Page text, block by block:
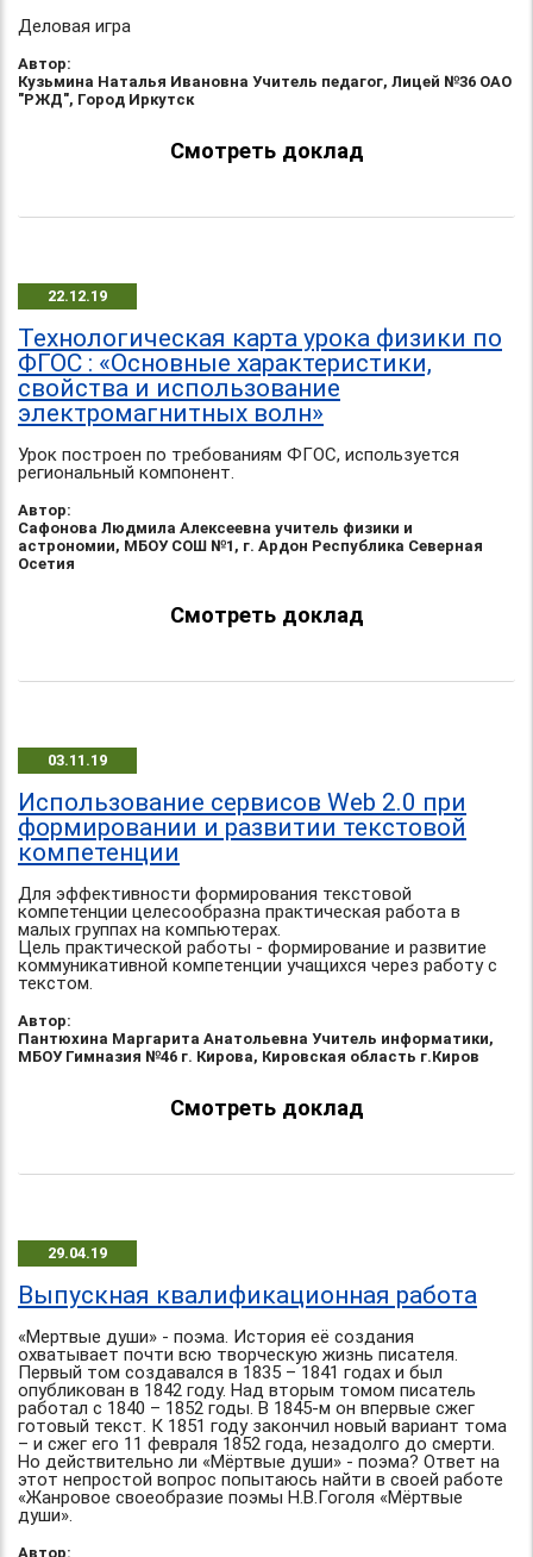
Деловая игра
Автор:
Кузьмина Наталья Ивановна Учитель педагог, Лицей №36 ОАО
"РЖД", Город Иркутск
Смотреть доклад
22.12.19
Технологическая карта урока физики по
ФГОС : «Основные характеристики,
свойства и использование
электромагнитных волн»
Урок построен по требованиям ФГОС, используется
региональный компонент.
Автор:
Сафонова Людмила Алексеевна учитель физики и
астрономии, МБОУ СОШ №1, г. Ардон Республика Северная
Осетия
Смотреть доклад
03.11.19
Использование сервисов Web 2.0 при
формировании и развитии текстовой
компетенции
Для эффективности формирования текстовой
компетенции целесообразна практическая работа в
малых группах на компьютерах.
Цель практической работы - формирование и развитие
коммуникативной компетенции учащихся через работу с
текстом.
Автор:
Пантюхина Маргарита Анатольевна Учитель информатики,
МБОУ Гимназия №46 г. Кирова, Кировская область г.Киров
Смотреть доклад
29.04.19
Выпускная квалификационная работа
«Мертвые души» - поэма. История её создания
охватывает почти всю творческую жизнь писателя.
Первый том создавался в 1835 – 1841 годах и был
опубликован в 1842 году. Над вторым томом писатель
работал с 1840 – 1852 годы. В 1845-м он впервые сжег
готовый текст. К 1851 году закончил новый вариант тома
– и сжег его 11 февраля 1852 года, незадолго до смерти.
Но действительно ли «Мёртвые души» - поэма? Ответ на
этот непростой вопрос попытаюсь найти в своей работе
«Жанровое своеобразие поэмы Н.В.Гоголя «Мёртвые
души».
Автор: